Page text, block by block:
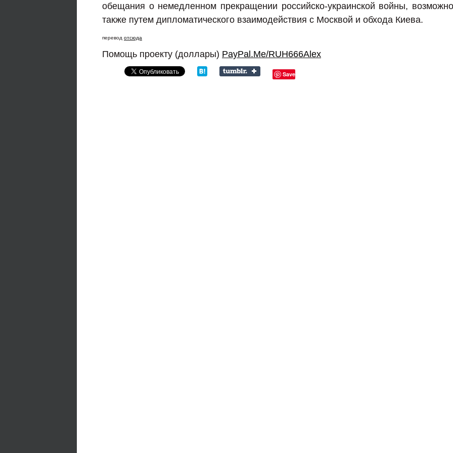
обещания о немедленном прекращении российско-украинской войны,
также путем дипломатического взаимодействия с Москвой и обхода Киева.
перевод отсюда
Помощь проекту (доллары) PayPal.Me/RUH666Alex
Save